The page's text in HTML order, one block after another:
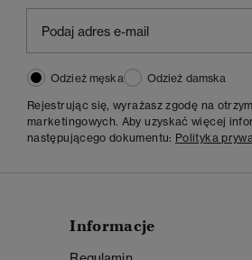
Odzież męska
Odzież damska
Rejestrując się, wyrażasz zgodę na
marketingowych. Aby uzyskać więcej
następującego dokumentu: Polityka
Informacje